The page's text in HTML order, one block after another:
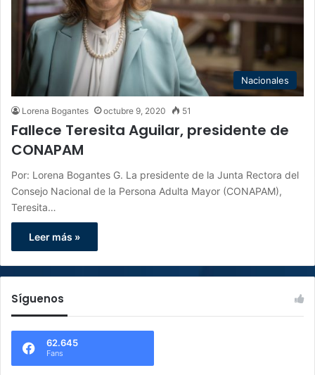
Nacionales
Lorena Bogantes octubre 9, 2020 51
Fallece Teresita Aguilar, presidente de
CONAPAM
Por: Lorena Bogantes G. La presidente de la Junta Rectora del
Consejo Nacional de la Persona Adulta Mayor (CONAPAM),
Teresita…
Leer más »
Síguenos
62.645
Fans